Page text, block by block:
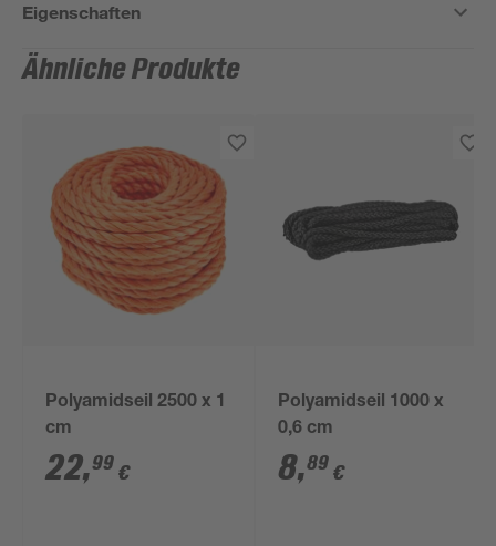
Eigenschaften
Ähnliche Produkte
Polyamidseil 2500 x 1
cm
22,99 €
Polyamidseil 1000 x
0,6 cm
8,89 €